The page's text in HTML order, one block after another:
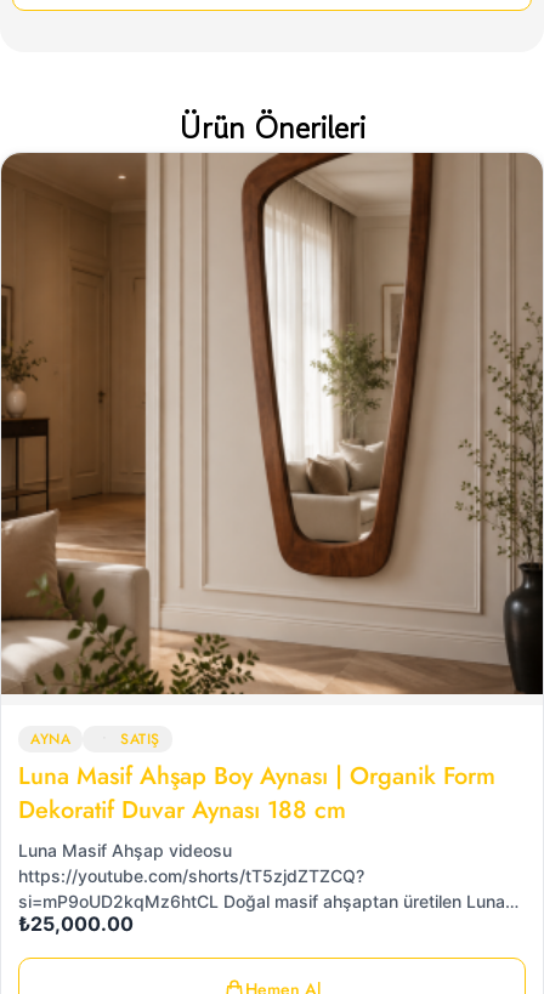
Ürün Önerileri
AYNA SATIŞ
Luna Masif Ahşap Boy Aynası | Organik Form
Dekoratif Duvar Aynası 188 cm
Luna Masif Ahşap videosu
https://youtube.com/shorts/tT5zjdZTZCQ?
si=mP9oUD2kqMz6htCL Doğal masif ahşaptan üretilen Luna…
₺25,000.00
Hemen Al